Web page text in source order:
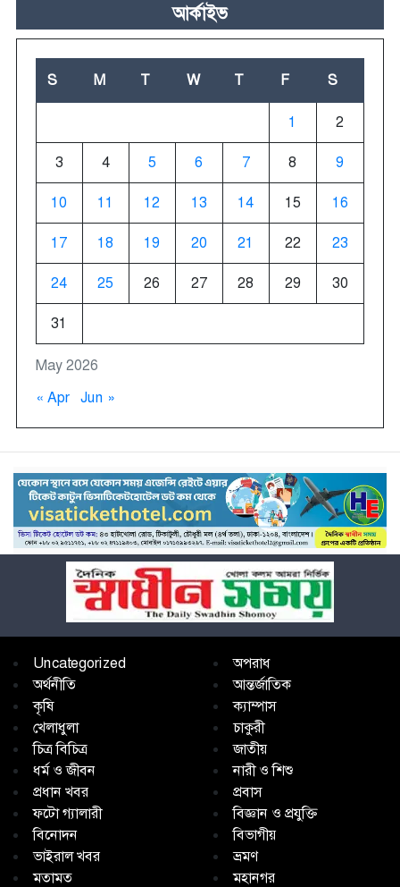
আর্কাইভ
May 2026
S M T W T F S
1 2
3 4 5 6 7 8 9
10 11 12 13 14 15 16
17 18 19 20 21 22 23
24 25 26 27 28 29 30
31
« Apr Jun »
Uncategorized
অপরাধ
অর্থনীতি
আন্তর্জাতিক
কৃষি
ক্যাম্পাস
খেলাধুলা
চাকুরী
চিত্র বিচিত্র
জাতীয়
ধর্ম ও জীবন
নারী ও শিশু
প্রধান খবর
প্রবাস
ফটো গ্যালারী
বিজ্ঞান ও প্রযুক্তি
বিনোদন
বিভাগীয়
ভাইরাল খবর
ভ্রমণ
মতামত
মহানগর